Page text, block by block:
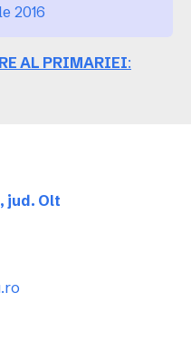
2016
AL PRIMARIEI:
jud. Olt